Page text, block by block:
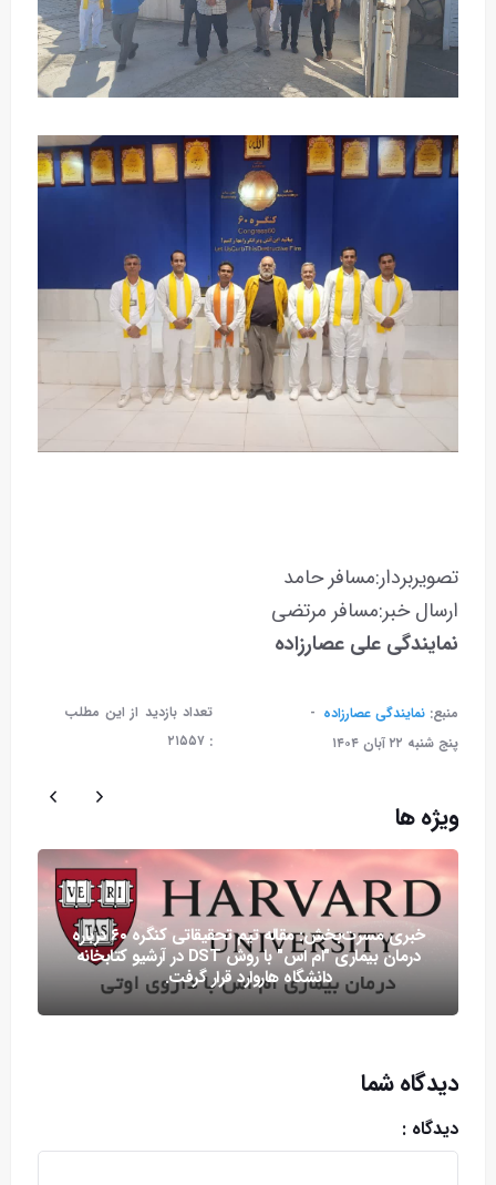
تصویربردار:مسافر حامد
ارسال خبر:مسافر مرتضی
نمایندگی علی عصارزاده
منبع: نمایندگی عصارزاده
پنج شنبه ۲۲ آبان ۱۴۰۴
تعداد بازدید از این مطلب
:۲۱۵۵۷
ویژه ها
خبری مسرت‌بخش: مقاله تیم تحقیقاتی کنگره ۶۰ درباره
درمان بیماری "ام اس" با روش DST در آرشیو کتابخانه
دانشگاه هاروارد قرار گرفت.
دیدگاه شما
دیدگاه :